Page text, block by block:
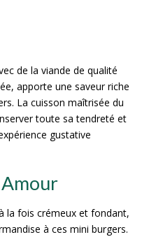
de la viande de qualité
apporte une saveur riche
La cuisson maîtrisée du
toute sa tendreté et
gustative
la fois crémeux et fondant,
à ces mini burgers.